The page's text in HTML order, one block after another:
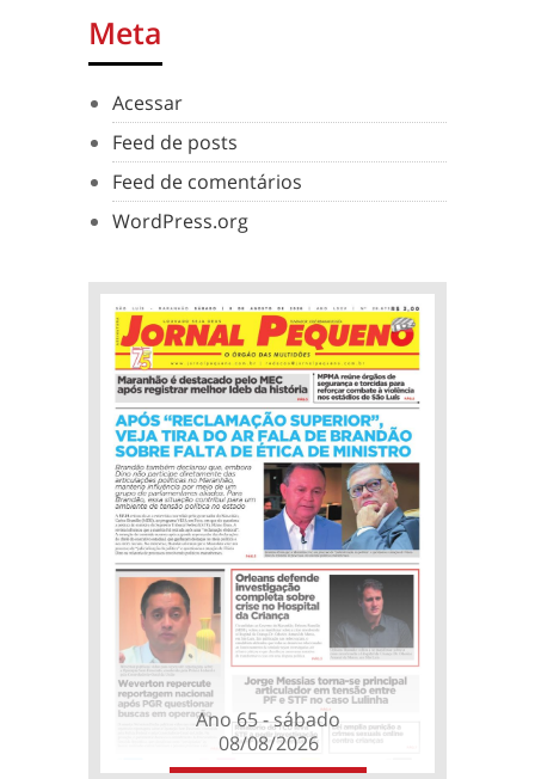
Meta
Acessar
Feed de posts
Feed de comentários
WordPress.org
Ano 65 - sábado
08/08/2026